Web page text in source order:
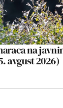
na
avgust 2026)